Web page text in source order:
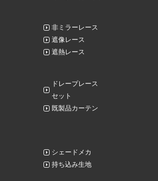
非ミラーレース
遮像レース
遮熱レース
ドレープレース
セット
既製品カーテン
シェードメカ
持ち込み生地